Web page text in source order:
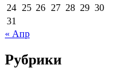
24 25 26 27 28 29 30
31
« Апр
Рубрики